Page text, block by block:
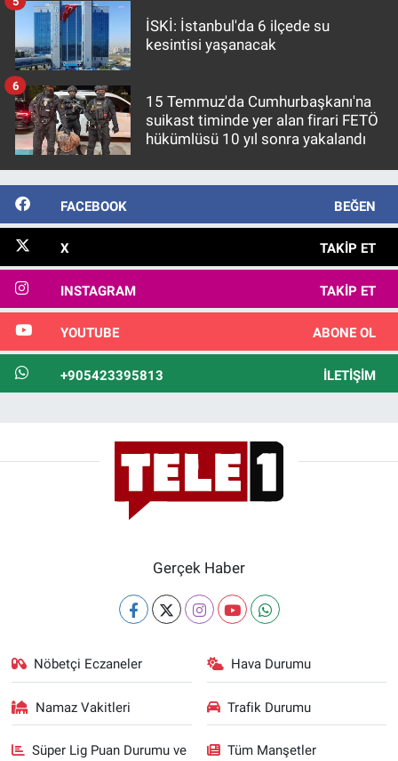
İSKİ: İstanbul'da 6 ilçede su
kesintisi yaşanacak
15 Temmuz'da Cumhurbaşkanı'na
suikast timinde yer alan firari FETÖ
hükümlüsü 10 yıl sonra yakalandı
6
FACEBOOK BEĞEN
X TAKIP ET
INSTAGRAM TAKIP ET
YOUTUBE ABONE OL
+905423395813 İLETIŞIM
Gerçek Haber
Nöbetçi Eczaneler Hava Durumu
Namaz Vakitleri Trafik Durumu
Süper Lig Puan Durumu ve
Tüm Manşetler